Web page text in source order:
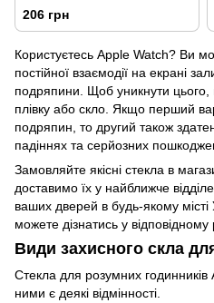
Black
206 грн
Користуєтесь Apple Watch? Ви
постійної взаємодії на екрані
подряпини. Щоб уникнути цього,
плівку або скло. Якщо перший
подряпин, то другий також
падіннях та серйозних
Замовляйте якісні стекла в
доставимо їх у найближче
ваших дверей в будь-якому місті
можете дізнатись у відповідному
Види захисного скла
Стекла для розумних
ними є деякі відмінності.